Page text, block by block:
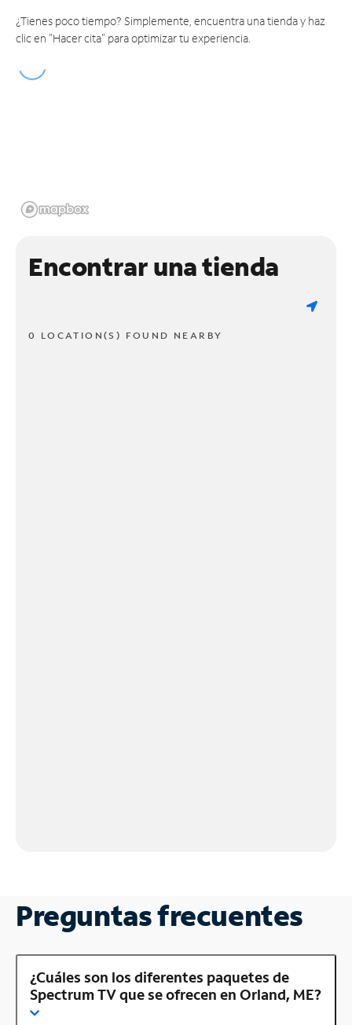
¿Tienes poco tiempo? Simplemente, encuentra una tienda y haz
clic en "Hacer cita" para optimizar tu experiencia.
Encontrar una tienda
0 LOCATION(S) FOUND NEARBY
Preguntas frecuentes
¿Cuáles son los diferentes paquetes de
Spectrum TV que se ofrecen en Orland, ME?